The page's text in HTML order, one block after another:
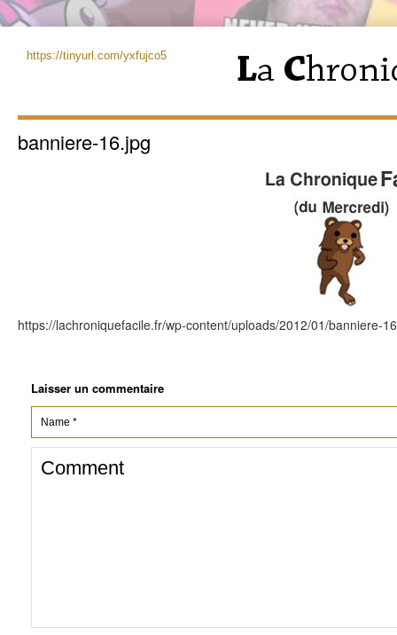
https://tinyurl.com/yxfujco5
banniere-16.jpg
https://lachroniquefacile.fr/wp-content/uploads/2012/01/banniere-
Laisser un commentaire